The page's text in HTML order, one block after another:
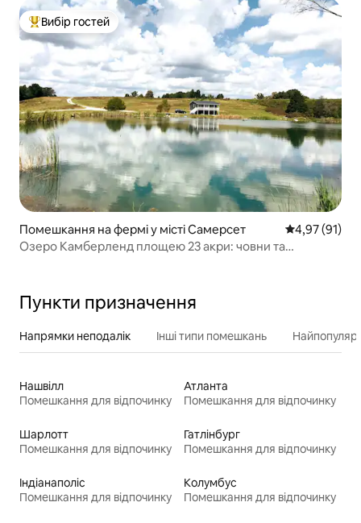
Топ вибір гостей
Вибір гостей
Помешкання на фермі у місті Самерсет Середня
4,97 (91)
Озеро Камберленд площею 23 акри: човни та
Пункти призначення
Напрямки неподалік Інші типи помешкань
Нашвілл
Помешкання для відпочинку
Атланта
Помешкання для відпочинку
Шарлотт
Помешкання для відпочинку
Гатлінбург
Помешкання для відпочинку
Індіанаполіс
Помешкання для відпочинку
Колумбус
Помешкання для відпочинку